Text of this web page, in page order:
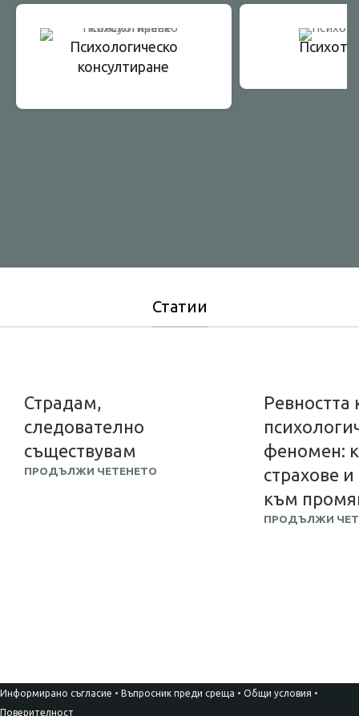
Психологическо
консултиране
Статии
Страдам,
следователно
съществувам
ПРОДЪЛЖИ ЧЕТЕНЕТО
Ревността
феномен:
страхове
към
ПРОДЪЛЖИ
Информирано съгласие • Въпросник преди среща • Общи условия •
Поверителност